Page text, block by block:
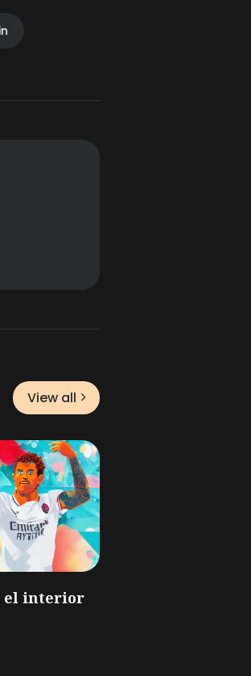
View all
el interior